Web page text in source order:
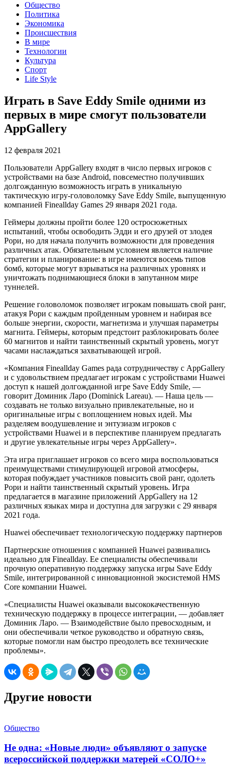
Общество
Политика
Экономика
Происшествия
В мире
Технологии
Культура
Спорт
Life Style
Играть в Save Eddy Smile одними из
первых в мире смогут пользователи
AppGallery
12 февраля 2021
Пользователи AppGallery входят в число первых игроков с
устройствами на базе Android, повсеместно получивших
долгожданную возможность играть в уникальную
тактическую игру-головоломку Save Eddy Smile, выпущенную
компанией Fineallday Games 29 января 2021 года.
Геймеры должны пройти более 120 остросюжетных
испытаний, чтобы освободить Эдди и его друзей от злодея
Рори, но для начала получить возможности для проведения
различных атак. Обязательным условием является наличие
стратегии и планирование: в игре имеются восемь типов
бомб, которые могут взрываться на различных уровнях и
уничтожать поднимающиеся блоки в запутанном мире
туннелей.
Решение головоломок позволяет игрокам повышать свой ранг,
атакуя Рори с каждым пройденным уровнем и набирая все
больше энергии, скорости, магнетизма и улучшая параметры
магнита. Геймеры, которым предстоит разблокировать более
60 магнитов и найти таинственный скрытый уровень, могут
часами наслаждаться захватывающей игрой.
«Компания Fineallday Games рада сотрудничеству с AppGallery
и с удовольствием предлагает игрокам с устройствами Huawei
доступ к нашей долгожданной игре Save Eddy Smile, —
говорит Доминик Ларо (Dominick Lareau). — Наша цель —
создавать не только визуально привлекательные, но и
оригинальные игры с воплощением новых идей. Мы
разделяем воодушевление и энтузиазм игроков с
устройствами Huawei и в перспективе планируем предлагать
и другие увлекательные игры через AppGallery».
Эта игра приглашает игроков со всего мира воспользоваться
преимуществами стимулирующей игровой атмосферы,
которая побуждает участников повысить свой ранг, одолеть
Рори и найти таинственный скрытый уровень. Игра
предлагается в магазине приложений AppGallery на 12
различных языках мира и доступна для загрузки с 29 января
2021 года.
Huawei обеспечивает технологическую поддержку партнеров
Партнерские отношения с компанией Huawei развивались
идеально для Fineallday. Ее специалисты обеспечивали
прочную оперативную поддержку запуска игры Save Eddy
Smile, интегрированной с инновационной экосистемой HMS
Core компании Huawei.
«Специалисты Huawei оказывали высококачественную
техническую поддержку в процессе интеграции, — добавляет
Доминик Ларо. — Взаимодействие было превосходным, и
они обеспечивали четкое руководство и обратную связь,
которые помогли нам быстро преодолеть все технические
проблемы».
Другие новости
Общество
Не одна: «Новые люди» объявляют о запуске
всероссийской поддержки матерей «СОЛО+»